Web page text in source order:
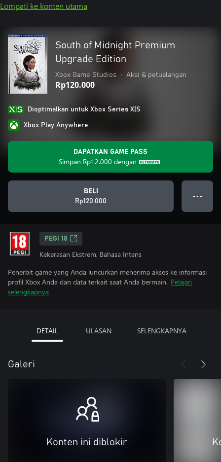
Lompati ke konten utama
South of Midnight Premium
Upgrade Edition
Xbox Game Studios • Aksi & petualangan
Rp120.000
Dioptimalkan untuk Xbox Series X|S
Xbox Play Anywhere
DAPATKAN GAME PASS
Simpan Rp12.000 dengan
BELI
Rp120.000
● ● ●
PEGI 18
Kekerasan Ekstrem, Bahasa Intens
Penerbit game yang Anda luncurkan menerima akses ke informasi
profil Xbox Anda dan data terkait saat Anda bermain. Pelajari
selengkapnya
DETAIL ULASAN SELENGKAPNYA
Galeri
Konten ini diblokir